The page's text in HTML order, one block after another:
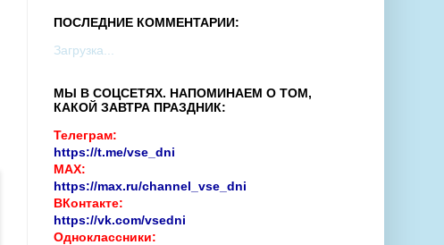
ПОСЛЕДНИЕ КОММЕНТАРИИ:
Загрузка...
МЫ В СОЦСЕТЯХ. НАПОМИНАЕМ О ТОМ,
КАКОЙ ЗАВТРА ПРАЗДНИК:
Телеграм:
https://t.me/vse_dni
MAX:
https://max.ru/channel_vse_dni
ВКонтакте:
https://vk.com/vsedni
Одноклассники: